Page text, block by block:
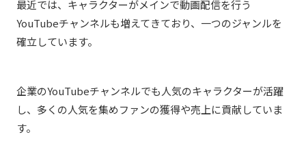
最近では、キャラクターがメインで動画配信を行う
YouTubeチャンネルも増えてきており、一つのジャンルを
確立しています。
企業のYouTubeチャンネルでも人気のキャラクターが活躍
し、多くの人気を集めファンの獲得や売上に貢献していま
す。